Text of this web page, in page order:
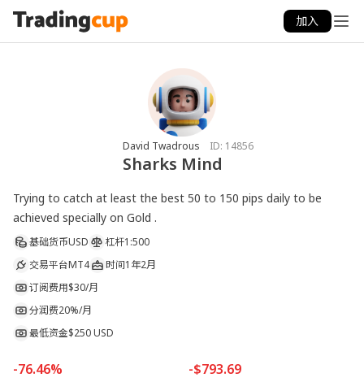
加入
David Twadrous ID: 14856
Sharks Mind
Trying to catch at least the best 50 to 150 pips daily to be
achieved specially on Gold .
基础货币USD 杠杆1:500
交易平台MT4 时间1年2月
订阅费用$30/月
分润费20%/月
最低资金$250 USD
-76.46% -$793.69